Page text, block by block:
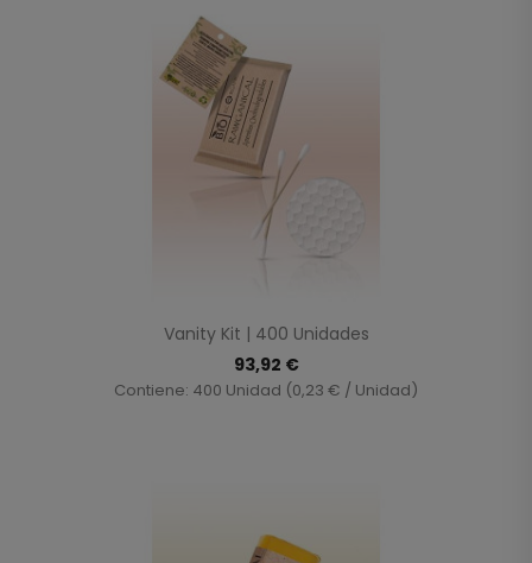
Vanity Kit | 400 Unidades
93,92 €
Contiene: 400 Unidad (0,23 € / Unidad)